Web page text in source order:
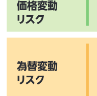
価格変動
リスク
為替変動
リスク